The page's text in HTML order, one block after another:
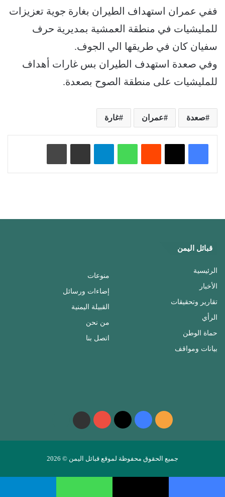
ففي عمران استهداف الطيران بغارة جوية تعزيزات
للمليشيات في منطقة العمشية بمديرية حرف
سفيان كان في طريقها الي الجوف.
وفي صعدة استهدف الطيران بس غارات أهداف
للمليشيات على منطقة الصوح بصعدة.
صعدة عمران غارة
واتساب تيلقرام
قبائل اليمن
الرئيسية
الأخبار
تقارير وتحقيقات
الرأي
حماة الوطن
بيانات ومواقف
منوعات
إضاءات ورسائل
القبيلة اليمنية
من نحن
اتصل بنا
ملخص
الموقع
RSS
فيسبوك ‫X
‫YouTubeواتساب
جميع الحقوق محفوظة لموقع قبائل اليمن © 2026